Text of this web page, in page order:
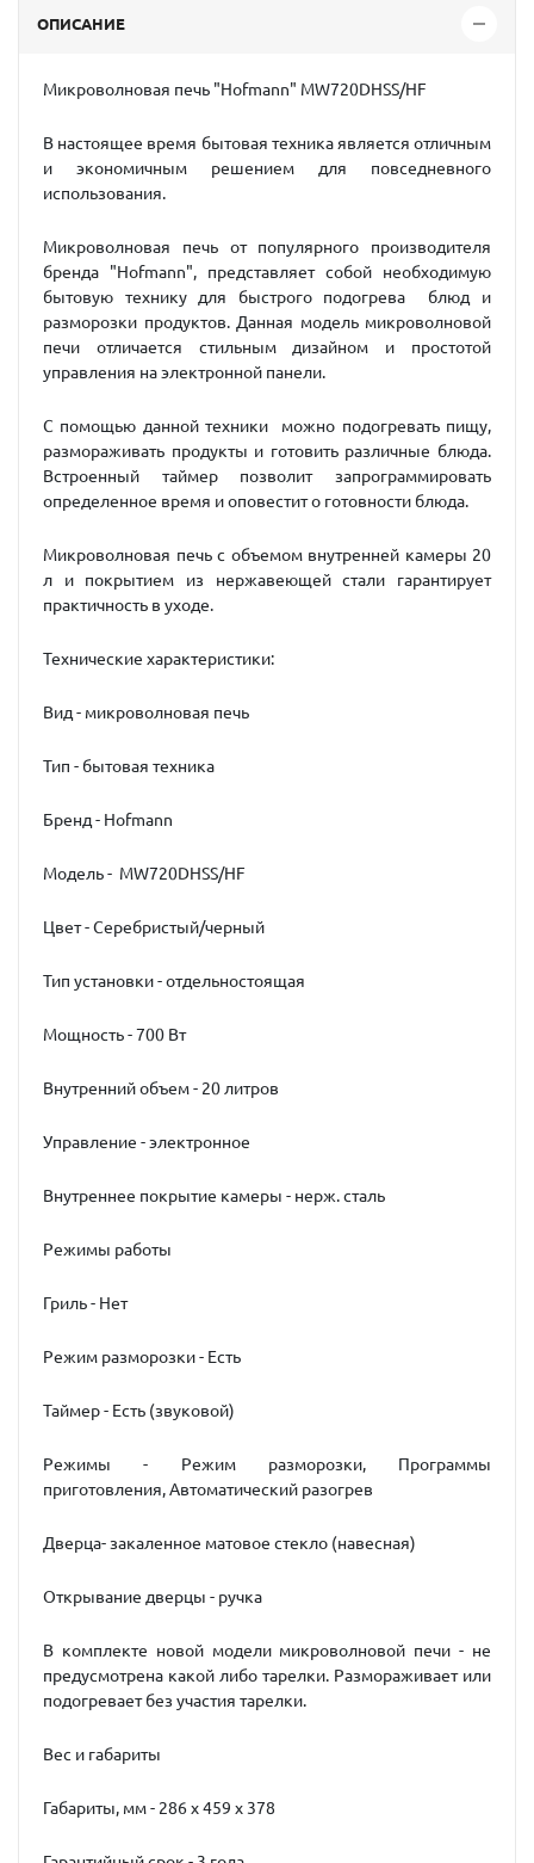
ОПИСАНИЕ
Микроволновая печь "Hofmann" MW720DHSS/HF
В настоящее время бытовая техника является отличным
и экономичным решением для повседневного
использования.
Микроволновая печь от популярного производителя
бренда "Hofmann", представляет собой необходимую
бытовую технику для быстрого подогрева блюд и
разморозки продуктов. Данная модель микроволновой
печи отличается стильным дизайном и простотой
управления на электронной панели.
С помощью данной техники можно подогревать пищу,
размораживать продукты и готовить различные блюда.
Встроенный таймер позволит запрограммировать
определенное время и оповестит о готовности блюда.
Микроволновая печь с объемом внутренней камеры 20
л и покрытием из нержавеющей стали гарантирует
практичность в уходе.
Технические характеристики:
Вид - микроволновая печь
Тип - бытовая техника
Бренд - Hofmann
Модель - MW720DHSS/HF
Цвет - Серебристый/черный
Тип установки - отдельностоящая
Мощность - 700 Вт
Внутренний объем - 20 литров
Управление - электронное
Внутреннее покрытие камеры - нерж. сталь
Режимы работы
Гриль - Нет
Режим разморозки - Есть
Таймер - Есть (звуковой)
Режимы - Режим разморозки, Программы
приготовления, Автоматический разогрев
Дверца- закаленное матовое стекло (навесная)
Открывание дверцы - ручка
В комплекте новой модели микроволновой печи - не
предусмотрена какой либо тарелки. Размораживает или
подогревает без участия тарелки.
Вес и габариты
Габариты, мм - 286 х 459 х 378